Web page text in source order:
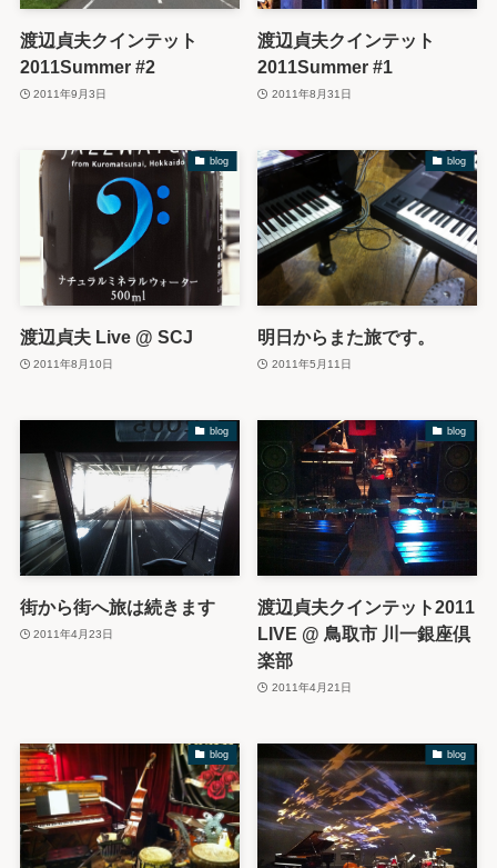
渡辺貞夫クインテット
2011Summer #2
2011年9月3日
渡辺貞夫クインテット
2011Summer #1
2011年8月31日
blog
渡辺貞夫 Live @ SCJ
2011年8月10日
blog
明日からまた旅です。
2011年5月11日
blog
街から街へ旅は続きます
2011年4月23日
blog
渡辺貞夫クインテット2011
LIVE @ 鳥取市 川一銀座倶
楽部
2011年4月21日
blog blog